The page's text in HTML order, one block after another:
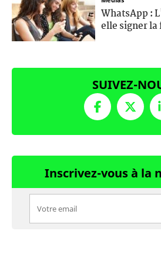
WhatsApp :
elle signer
SUIVEZ-
Inscrivez-vous à la